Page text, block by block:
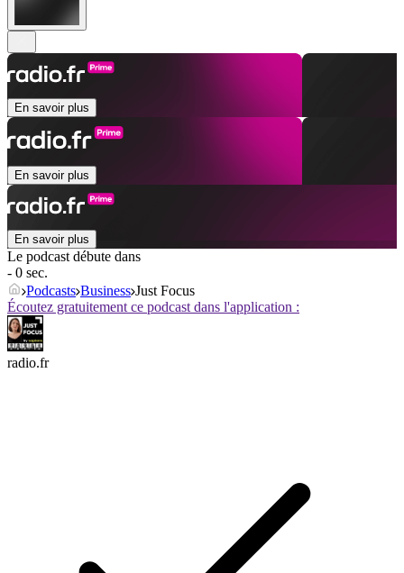
En savoir plus
En savoir plus
En savoir plus
Le podcast débute dans
- 0 sec.
Podcasts Business Just Focus
Écoutez gratuitement ce podcast dans l'application :
radio.fr